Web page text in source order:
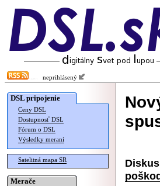
neprihlásený
DSL pripojenie
Ceny DSL
Dostupnosť DSL
Fórum o DSL
Výsledky meraní
Satelitná mapa SR
Merače